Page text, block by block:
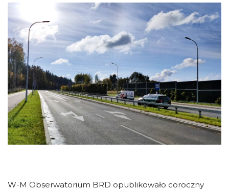
W-M Obserwatorium BRD opublikowało coroczny